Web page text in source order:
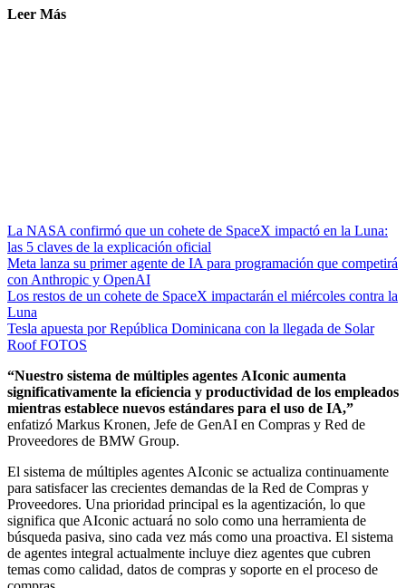
Leer Más
La NASA confirmó que un cohete de SpaceX impactó en la Luna:
las 5 claves de la explicación oficial
Meta lanza su primer agente de IA para programación que competirá
con Anthropic y OpenAI
Los restos de un cohete de SpaceX impactarán el miércoles contra la
Luna
Tesla apuesta por República Dominicana con la llegada de Solar
Roof FOTOS
“Nuestro sistema de múltiples agentes AIconic aumenta
significativamente la eficiencia y productividad de los empleados
mientras establece nuevos estándares para el uso de IA,”
enfatizó Markus Kronen, Jefe de GenAI en Compras y Red de
Proveedores de BMW Group.
El sistema de múltiples agentes AIconic se actualiza continuamente
para satisfacer las crecientes demandas de la Red de Compras y
Proveedores. Una prioridad principal es la agentización, lo que
significa que AIconic actuará no solo como una herramienta de
búsqueda pasiva, sino cada vez más como una proactiva. El sistema
de agentes integral actualmente incluye diez agentes que cubren
temas como calidad, datos de compras y soporte en el proceso de